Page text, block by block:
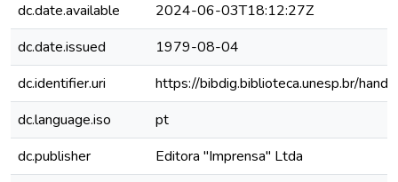
dc.date.available
2024-06-03T18:12:27Z
dc.date.issued
1979-08-04
dc.identifier.uri
https://bibdig.biblioteca.unesp.br/
dc.language.iso
pt
dc.publisher
Editora "Imprensa" Ltda